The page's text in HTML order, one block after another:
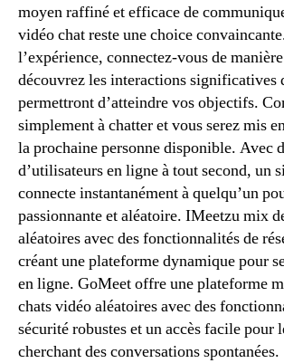
moyen raffiné et efficace de
vidéo chat reste une choice
l’expérience, connectez-vous de
découvrez les interactions significatives
permettront d’atteindre vos objectifs.
simplement à chatter et vous serez mis
la prochaine personne disponible. Avec
d’utilisateurs en ligne à tout second, un
connecte instantanément à quelqu’un
passionnante et aléatoire. IMeetzu mix
aléatoires avec des fonctionnalités de
créant une plateforme dynamique pour
en ligne. GoMeet offre une plateforme
chats vidéo aléatoires avec des
sécurité robustes et un accès facile pour
cherchant des conversations spontanées.